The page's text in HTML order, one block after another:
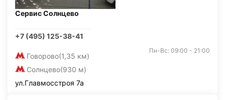
Сервис Солнцево
+7 (495) 125-38-41
Говорово(1,35 км)
Солнцево(930 м)
Пн-Вс: 09:00 - 21:00
ул.Главмосстроя 7а